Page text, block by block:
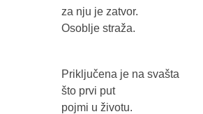
za nju je zatvor.
Osoblje straža.
Priključena je na svašta
što prvi put
pojmi u životu.